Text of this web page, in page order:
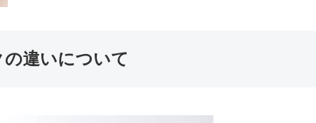
違いについて